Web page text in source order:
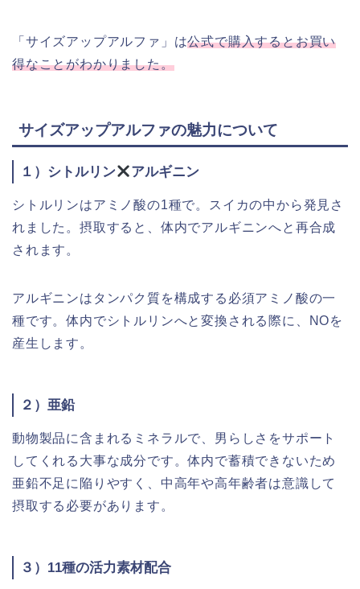
「サイズアップアルファ」は公式で購入するとお買い
得なことがわかりました。
サイズアップアルファの魅力について
１）シトルリン アルギニン
シトルリンはアミノ酸の1種で。スイカの中から発見さ
れました。摂取すると、体内でアルギニンへと再合成
されます。
アルギニンはタンパク質を構成する必須アミノ酸の一
種です。体内でシトルリンへと変換される際に、NOを
産生します。
２）亜鉛
動物製品に含まれるミネラルで、男らしさをサポート
してくれる大事な成分です。体内で蓄積できないため
亜鉛不足に陥りやすく、中高年や高年齢者は意識して
摂取する必要があります。
３）11種の活力素材配合